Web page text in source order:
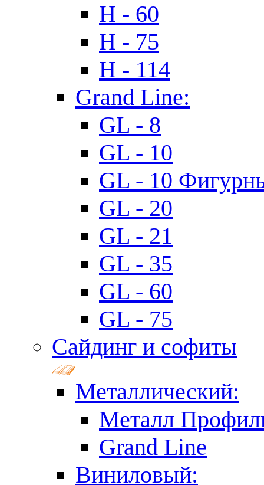
H - 60
H - 75
H - 114
Grand Line:
GL - 8
GL - 10
GL - 10
GL - 20
GL - 21
GL - 35
GL - 60
GL - 75
Сайдинг и софиты
Металлический:
Металл
Grand Line
Виниловый: